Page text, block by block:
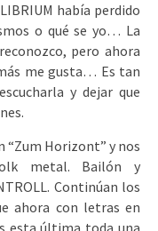
había perdido
o qué se yo… La
pero ahora
me gusta… Es tan
y dejar que
“Zum Horizont” y nos
metal. Bailón y
Continúan los
ahora con letras en
esta última toda una